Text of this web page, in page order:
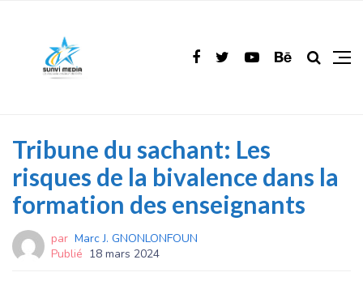
Tribune du sachant: Les
risques de la bivalence dans la
formation des enseignants
par Marc J. GNONLONFOUN
Publié 18 mars 2024